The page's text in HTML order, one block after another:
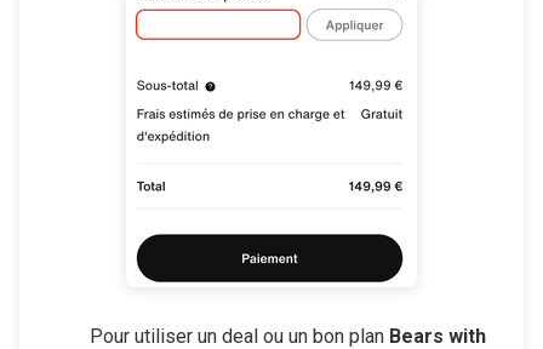
Pour utiliser un deal ou un bon plan Bears with